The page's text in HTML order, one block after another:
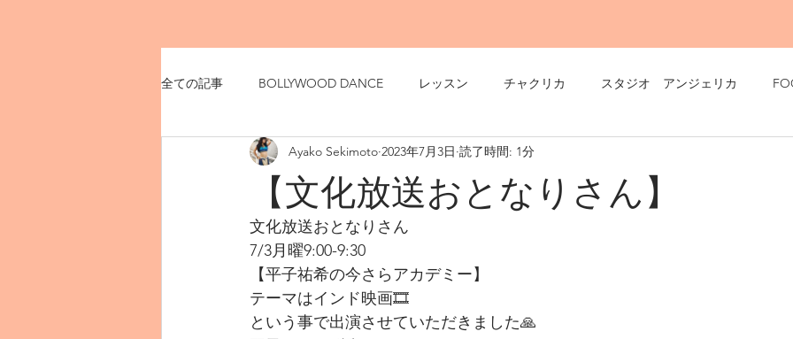
全ての記事 BOLLYWOOD DANCE レッスン チャクリカ スタジオ アンジェリカ
【文化放送おとなりさん】
Ayako Sekimoto 2023年7月3日 読了時間: 1分
文化放送おとなりさん
7/3月曜9:00-9:30
【平子祐希の今さらアカデミー】
テーマはインド映画🎞️
という事で出演させていただきました🙏